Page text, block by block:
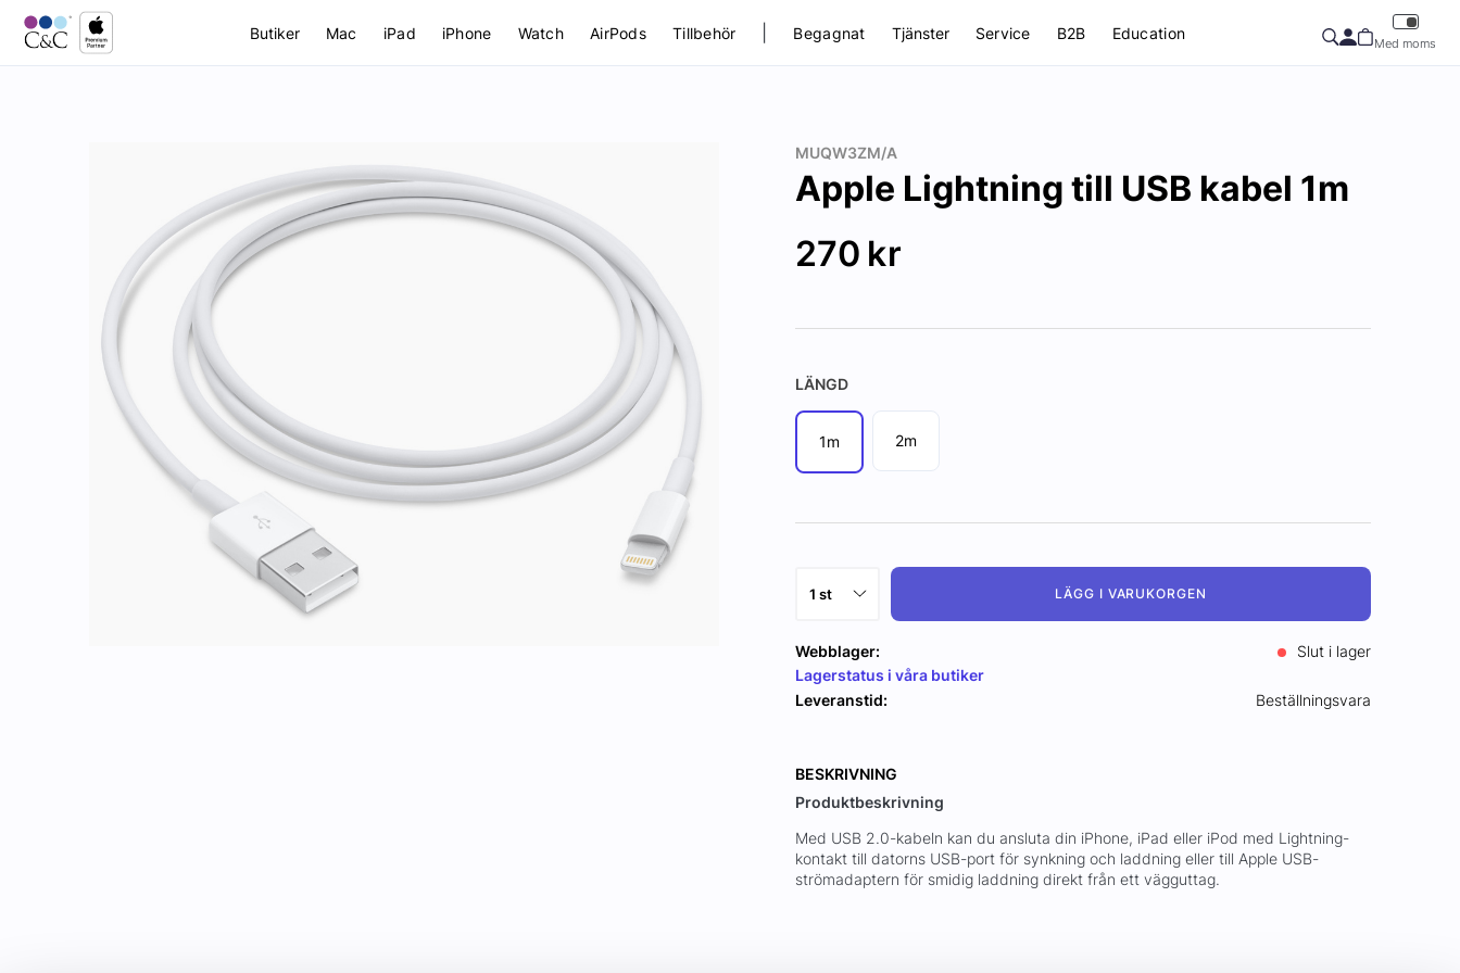
Butiker Mac iPad iPhone Watch AirPods Tillbehör Begagnat Tjänster Service B2B Education
Med moms
MUQW3ZM/A
Apple Lightning till USB kabel 1m
270 kr
LÄNGD
1m 2m
LÄGG I VARUKORGEN
Webblager:
Slut i lager
Lagerstatus i våra butiker
Leveranstid:
Beställningsvara
BESKRIVNING
Produktbeskrivning
Med USB 2.0-kabeln kan du ansluta din iPhone, iPad eller iPod med Lightning-
kontakt till datorns USB-port för synkning och laddning eller till Apple USB-
strömadaptern för smidig laddning direkt från ett vägguttag.